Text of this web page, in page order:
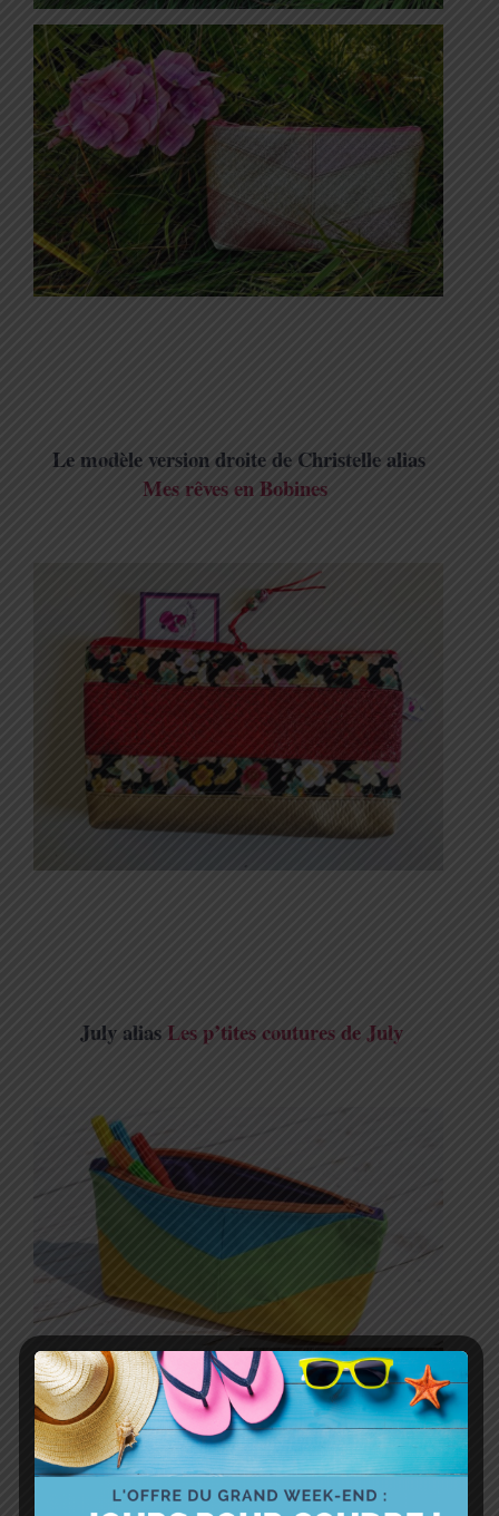
Le modèle version droite de Christelle alias
Mes rêves en Bobines
July alias Les p’tites coutures de July